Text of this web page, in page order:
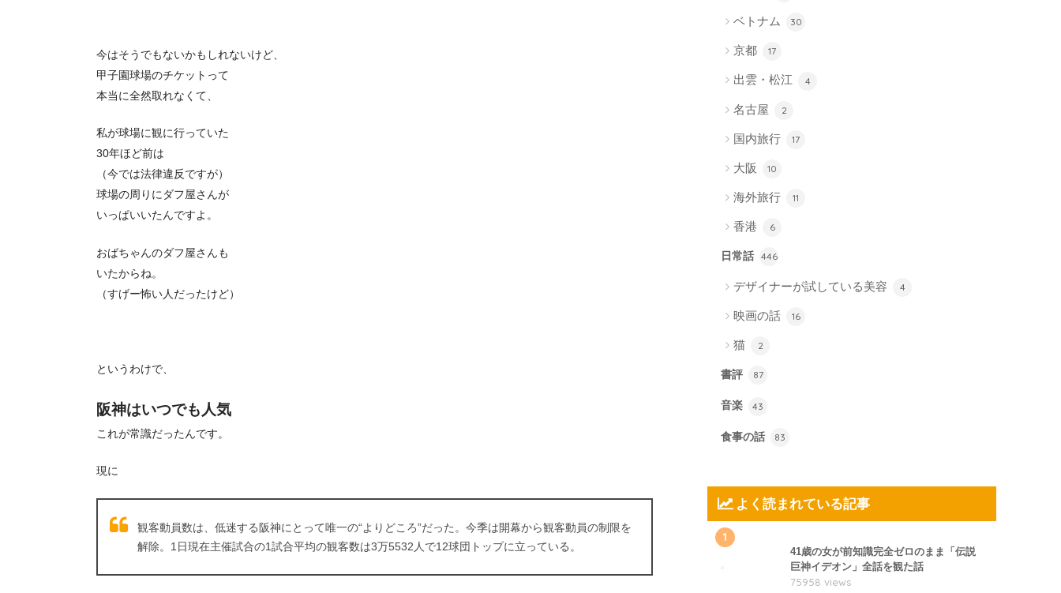
今はそうでもないかもしれないけど、
甲子園球場のチケットって
本当に全然取れなくて、
私が球場に観に行っていた
30年ほど前は
（今では法律違反ですが）
球場の周りにダフ屋さんが
いっぱいいたんですよ。
おばちゃんのダフ屋さんも
いたからね。
（すげー怖い人だったけど）
というわけで、
阪神はいつでも人気
これが常識だったんです。
現に
観客動員数は、低迷する阪神にとって唯一の“よりどころ”だった。今季は開幕から観客動員の制限を
解除。1日現在主催試合の1試合平均の観客数は3万5532人で12球団トップに立っている。
ベトナム 30
京都 17
出雲・松江 4
名古屋 2
国内旅行 17
大阪 10
海外旅行 11
香港 6
日常話 446
デザイナーが試している美容 4
映画の話 16
猫 2
書評 87
音楽 43
食事の話 83
よく読まれている記事
1
41歳の女が前知識完全ゼロのまま「伝説
巨神イデオン」全話を観た話
75958 views